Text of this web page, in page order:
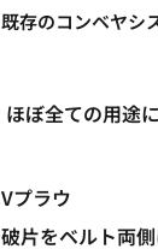
既存のコンベヤシ
ほぼ全ての用途
​Vプラウ
破片をベルト両